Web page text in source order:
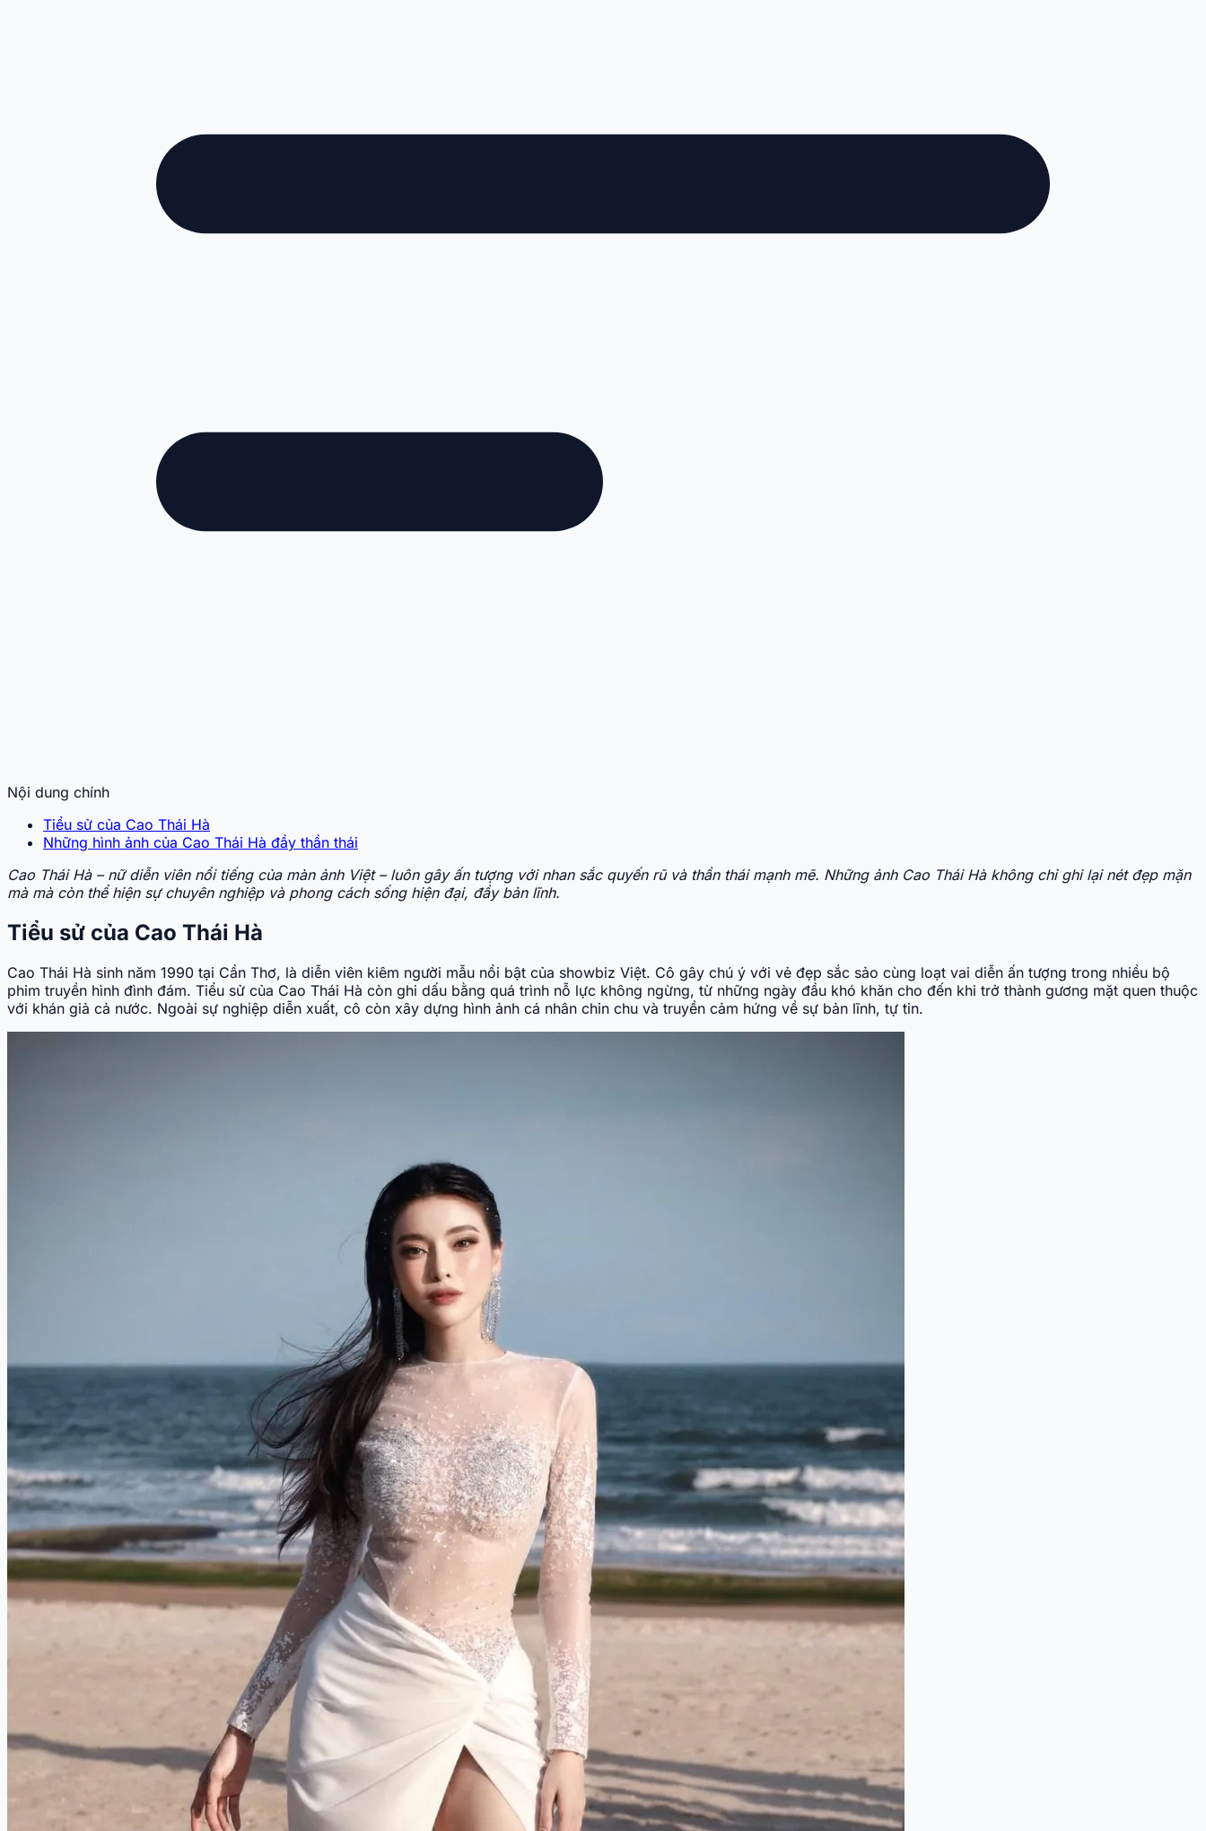
Nội dung chính
Tiểu sử của Cao Thái Hà
Những hình ảnh của Cao Thái Hà đầy thần thái
Cao Thái Hà – nữ diễn viên nổi tiếng của màn ảnh Việt – luôn gây ấn tượng với nhan sắc quyến rũ và thần thái mạnh mẽ. Những ảnh Cao Thái Hà không chỉ ghi lại nét đẹp mặn
mà mà còn thể hiện sự chuyên nghiệp và phong cách sống hiện đại, đầy bản lĩnh.
Tiểu sử của Cao Thái Hà
Cao Thái Hà sinh năm 1990 tại Cần Thơ, là diễn viên kiêm người mẫu nổi bật của showbiz Việt. Cô gây chú ý với vẻ đẹp sắc sảo cùng loạt vai diễn ấn tượng trong nhiều bộ
phim truyền hình đình đám. Tiểu sử của Cao Thái Hà còn ghi dấu bằng quá trình nỗ lực không ngừng, từ những ngày đầu khó khăn cho đến khi trở thành gương mặt quen thuộc
với khán giả cả nước. Ngoài sự nghiệp diễn xuất, cô còn xây dựng hình ảnh cá nhân chỉn chu và truyền cảm hứng về sự bản lĩnh, tự tin.